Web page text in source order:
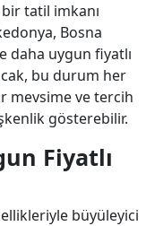
tatil imkanı
Bosna
daha uygun fiyatlı
bu durum her
mevsime ve tercih
gösterebilir.
Fiyatlı
büyüleyici